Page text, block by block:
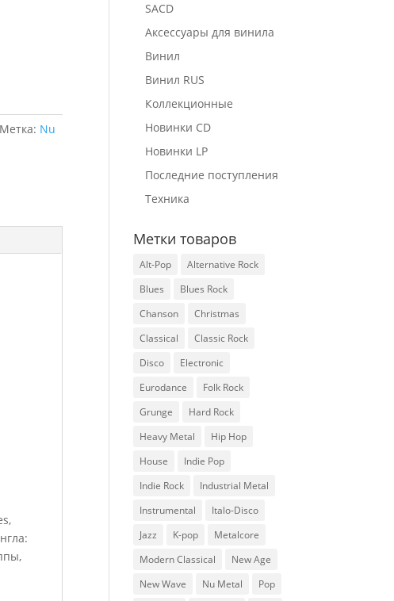
Метка: Nu
SACD
Аксессуары для винила
Винил
Винил RUS
Коллекционные
Новинки CD
Новинки LP
Последние поступления
Техника
Метки товаров
Alt-Pop
Alternative Rock
Blues
Blues Rock
Chanson
Christmas
Classical
Classic Rock
Disco
Electronic
Eurodance
Folk Rock
Grunge
Hard Rock
Heavy Metal
Hip Hop
House
Indie Pop
Indie Rock
Industrial Metal
Instrumental
Italo-Disco
Jazz
K-pop
Metalcore
Modern Classical
New Age
New Wave
Nu Metal
Pop